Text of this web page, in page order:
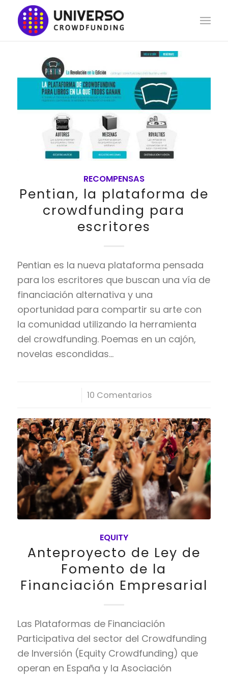
RECOMPENSAS
Pentian, la plataforma de
crowdfunding para
escritores
Pentian es la nueva plataforma pensada
para los escritores que buscan una vía de
financiación alternativa y una
oportunidad para compartir su arte con
la comunidad utilizando la herramienta
del crowdfunding. Poemas en un cajón,
novelas escondidas…
10 Comentarios
EQUITY
Anteproyecto de Ley de
Fomento de la
Financiación Empresarial
Las Plataformas de Financiación
Participativa del sector del Crowdfunding
de Inversión (Equity Crowdfunding) que
operan en España y la Asociación